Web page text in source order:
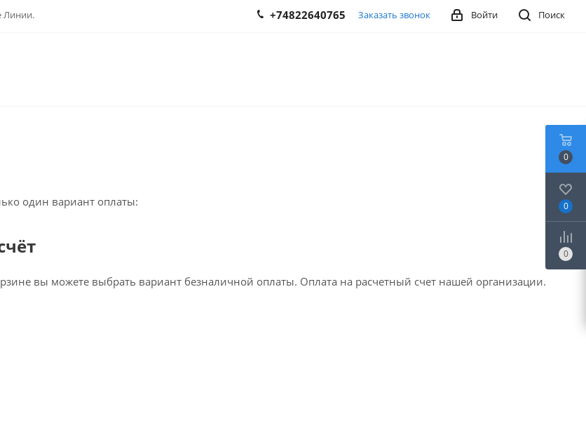
Линии. Поиск
Войти
+74822640765 Заказать звонок
один вариант оплаты:
вы можете выбрать вариант безналичной оплаты. Оплата на расчетный счет нашей организации.
0
0
0